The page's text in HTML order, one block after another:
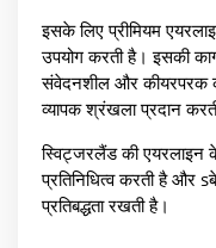
इसके लिए प्रीमियम
उपयोग करती है। इसकी
संवेदनशील और कीयरपरक
व्यापक श्रंखला प्रदान
स्विट्जरलैंड की एयरलाइन
प्रतिनिधित्व करती है और
प्रतिबद्धता रखती है।